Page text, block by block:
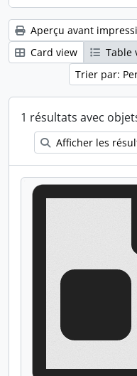
Aperçu avant
Card view
Table
Trier par:
1 résultats avec
Afficher les